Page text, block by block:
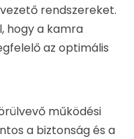
rendszereket.
hogy a kamra
az optimális
működési
a biztonság és a